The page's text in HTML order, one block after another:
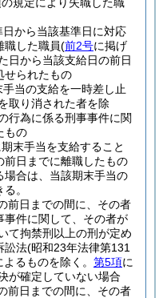
から当該基準日に対応
職した職員(前2号に掲げ
日から当該支給日の前日
せられたもの
当の支給を一時差し止
取り消された者を除
行為に係る刑事事件に関
もの
末手当を支給すること
前日までに離職したもの
場合は、当該期末手当の
。
前日までの間に、その者
件に関して、その者が
て拘禁刑以上の刑が定め
訟法(昭和23年法律第131
るものを除く。 第5項に
が確定していない場合
前日までの間に、その者